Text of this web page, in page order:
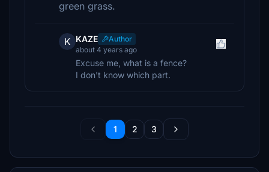
green grass.
K KAZE
Author
about 4 years ago
Excuse me, what is a fence?
I don't know which part.
1 2 3